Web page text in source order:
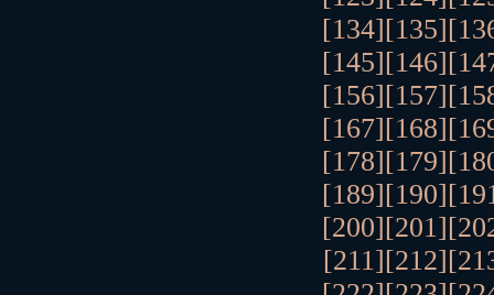
[134][135]
[145][146]
[156][157]
[167][168]
[178][179]
[189][190]
[200][201]
[211][212]